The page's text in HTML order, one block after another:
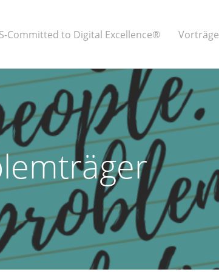
Committed to Digital Excellence® Vorträge